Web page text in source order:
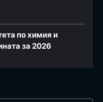
по химия и
за 2026